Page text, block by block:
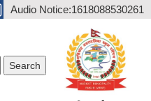
Audio Notice:1618088530261